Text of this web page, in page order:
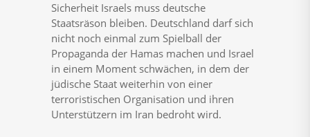
Sicherheit Israels muss deutsche
Staatsräson bleiben. Deutschland darf sich
nicht noch einmal zum Spielball der
Propaganda der Hamas machen und Israel
in einem Moment schwächen, in dem der
jüdische Staat weiterhin von einer
terroristischen Organisation und ihren
Unterstützern im Iran bedroht wird.